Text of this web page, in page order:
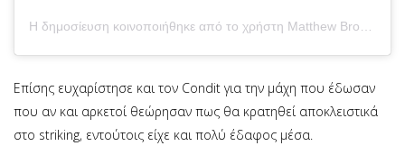
Η δημοσίευση κοινοποιήθηκε από το χρήστη Matthew Brown (@iamtheimmortal)
Επίσης ευχαρίστησε και τον Condit για την μάχη που έδωσαν
που αν και αρκετοί θεώρησαν πως θα κρατηθεί αποκλειστικά
στο striking, εντούτοις είχε και πολύ έδαφος μέσα.